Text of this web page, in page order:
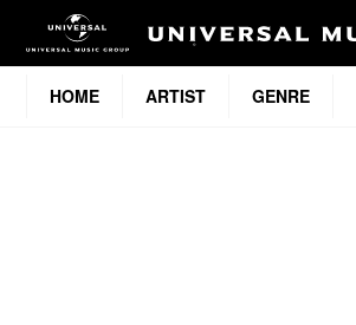
HOME ARTIST GENRE